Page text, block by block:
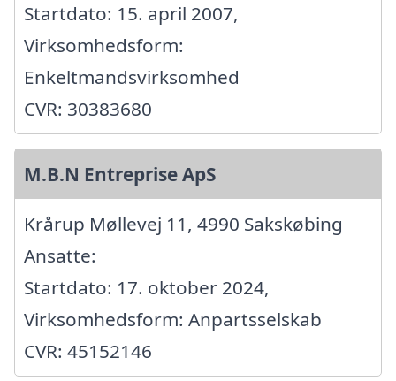
Startdato: 15. april 2007,
Virksomhedsform:
Enkeltmandsvirksomhed
CVR: 30383680
M.B.N Entreprise ApS
Krårup Møllevej 11, 4990 Sakskøbing
Ansatte:
Startdato: 17. oktober 2024,
Virksomhedsform: Anpartsselskab
CVR: 45152146